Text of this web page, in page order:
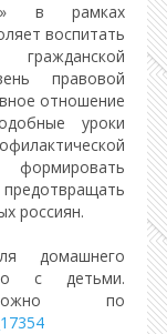
в рамках
воспитать
правовой
отношение
уроки
россиян.​​​​​​​
домашнего
с детьми.
по